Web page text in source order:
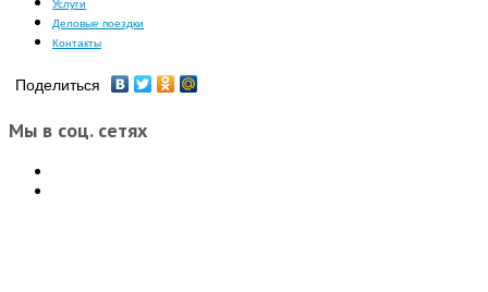
Услуги
Деловые поездки
Контакты
Поделиться
Мы в соц. сетях